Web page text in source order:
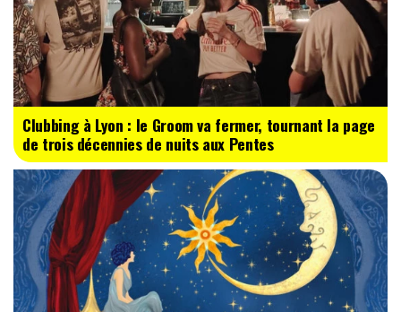
Clubbing à Lyon : le Groom va fermer, tournant la page
de trois décennies de nuits aux Pentes